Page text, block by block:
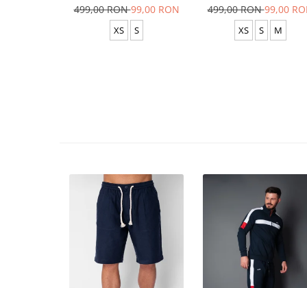
499,00 RON99,00 RON
XS S
499,00 RON99,00
XS S M